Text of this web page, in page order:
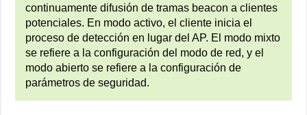
continuamente difusión de tramas beacon a clientes
potenciales. En modo activo, el cliente inicia el
proceso de detección en lugar del AP. El modo mixto
se refiere a la configuración del modo de red, y el
modo abierto se refiere a la configuración de
parámetros de seguridad.